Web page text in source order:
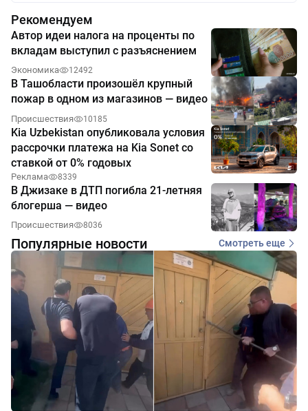
Рекомендуем
Автор идеи налога на проценты по
вкладам выступил с разъяснением
Экономика 12492
В Ташобласти произошёл крупный
пожар в одном из магазинов — видео
Происшествия 10185
Kia Uzbekistan опубликовала условия
рассрочки платежа на Kia Sonet со
ставкой от 0% годовых
Реклама 8339
В Джизаке в ДТП погибла 21-летняя
блогерша — видео
Происшествия 8036
Популярные новости Смотреть еще